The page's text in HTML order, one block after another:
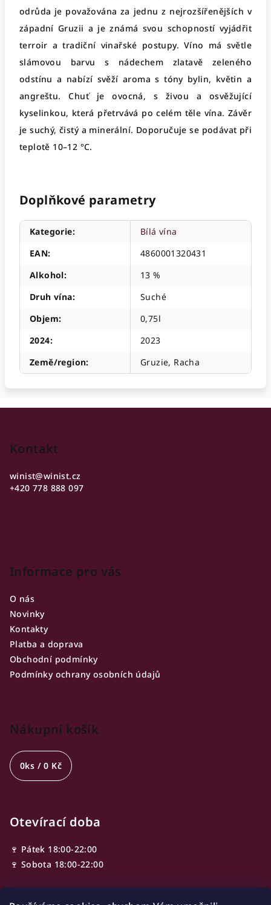
odrůda je považována za jednu z nejrozšířenějších v
západní Gruzii a je známá svou schopností vyjádřit
terroir a tradiční vinařské postupy. Víno má světle
slámovou barvu s nádechem zlatavě zeleného
odstínu a nabízí svěží aroma s tóny bylin, květin a
angreštu. Chuť je ovocná, s živou a osvěžující
kyselinkou, která přetrvává po celém těle vína. Závěr
je suchý, čistý a minerální. Doporučuje se podávat při
teplotě 10–12 °C.
Doplňkové parametry
Kategorie:
Bílá vína
EAN:
4860001320431
Alkohol:
13 %
Druh vína:
Suché
Objem:
0,75l
2024:
2023
Země/region: Gruzie, Racha
Kontakt
winist@winist.cz
+420 778 888 097
Informace pro vás
O nás
Novinky
Kontakty
Platba a doprava
Obchodní podmínky
Podmínky ochrany osobních údajů
Nákupní košík
0ks /0 Kč
Otevírací doba
🍷 Pátek 18:00-22:00
🍷 Sobota 18:00-22:00